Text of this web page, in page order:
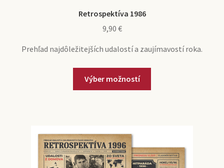
Retrospektíva 1986
9,90 €
Prehľad najdôležitejších udalostí a zaujímavostí roka.
Výber možností